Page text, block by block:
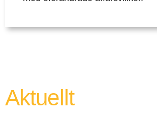
Aktuellt